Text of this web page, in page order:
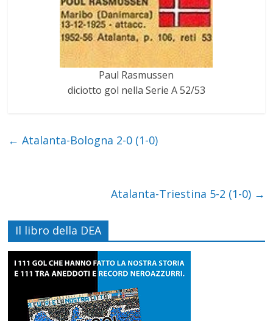
Paul Rasmussen
diciotto gol nella Serie A 52/53
← Atalanta-Bologna 2-0 (1-0)
Atalanta-Triestina 5-2 (1-0) →
Il libro della DEA